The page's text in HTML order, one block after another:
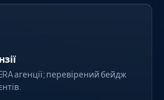
агенції; перевірений бейдж